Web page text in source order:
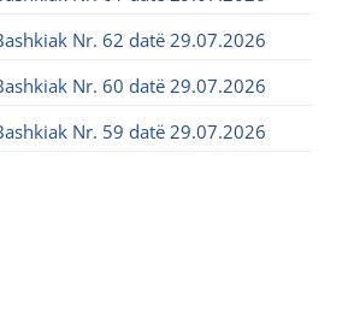
Nr. 62 datë 29.07.2026
Nr. 60 datë 29.07.2026
Nr. 59 datë 29.07.2026